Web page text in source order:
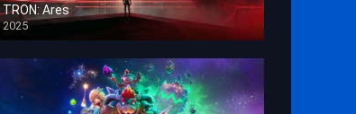
TRON: Ares
2025
HD 1080p